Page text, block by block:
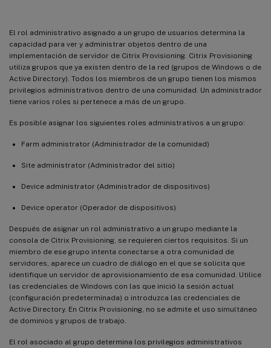
El rol administrativo asignado a un grupo de usuarios determina la
capacidad para ver y administrar objetos dentro de una
implementación de servidor de Citrix Provisioning. Citrix Provisioning
utiliza grupos que ya existen dentro de la red (grupos de Windows o de
Active Directory). Todos los miembros de un grupo tienen los mismos
privilegios administrativos dentro de una comunidad. Un administrador
tiene varios roles si pertenece a más de un grupo.
Es posible asignar los siguientes roles administrativos a un grupo:
Farm administrator (Administrador de la comunidad)
Site administrator (Administrador del sitio)
Device administrator (Administrador de dispositivos)
Device operator (Operador de dispositivos)
Después de asignar un rol administrativo a un grupo mediante la
consola de Citrix Provisioning, se requieren ciertos requisitos. Si un
miembro de ese grupo intenta conectarse a otra comunidad de
servidores, aparece un cuadro de diálogo en el que se solicita que
identifique un servidor de aprovisionamiento de esa comunidad. Utilice
las credenciales de Windows con las que inició la sesión actual
(configuración predeterminada) o introduzca las credenciales de
Active Directory. En Citrix Provisioning, no se admite el uso simultáneo
de dominios y grupos de trabajo.
El rol asociado al grupo determina los privilegios administrativos